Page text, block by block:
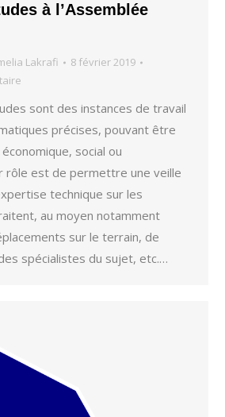
à l’Assemblée
Lakrafi
8 février 2019
sont des instances de travail
précises, pouvant être
social ou
rôle est de permettre une veille
technique sur les
au moyen notamment
sur le terrain, de
spécialistes du sujet, etc.…